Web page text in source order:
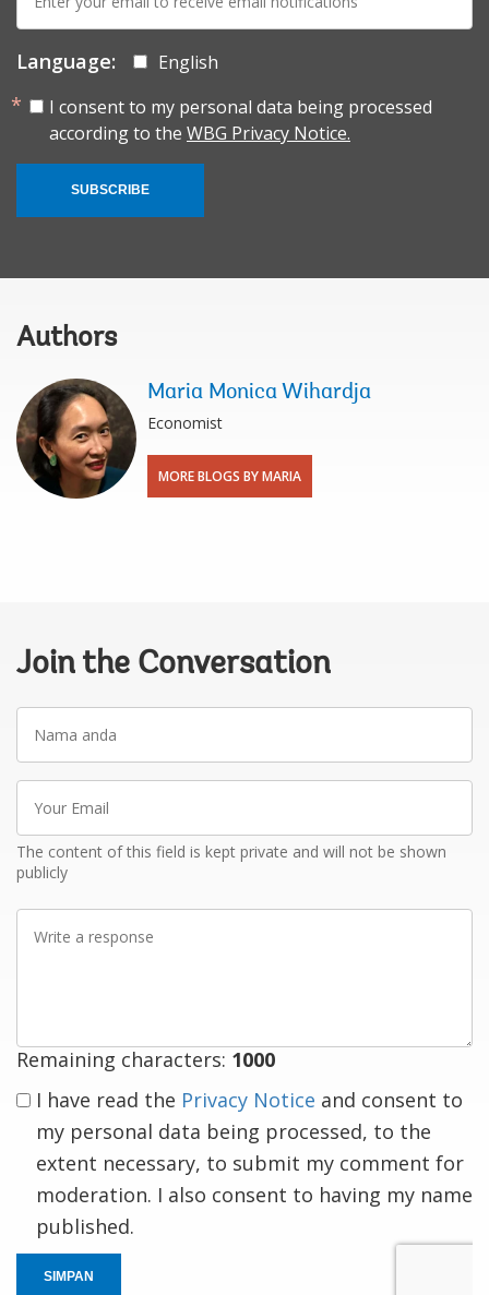
mail:
Language:
English
I consent to my personal data being processed
according to the WBG Privacy Notice.
SUBSCRIBE
Authors
Maria Monica Wihardja
Economist
MORE BLOGS BY MARIA
Join the Conversation
anda
Email
The content of this field is kept private and will not be shown
publicly
Remaining characters: 1000
I have read the Privacy Notice and consent to
my personal data being processed, to the
extent necessary, to submit my comment for
moderation. I also consent to having my name
published.
SIMPAN